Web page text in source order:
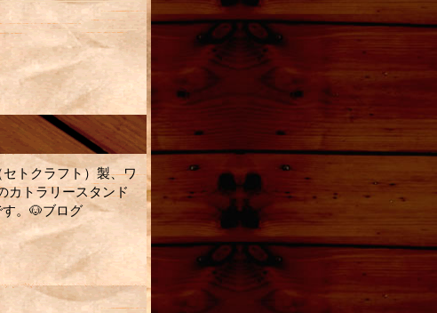
トクラフト）製、ワ
カトラリースタンド
。🐶ブログ